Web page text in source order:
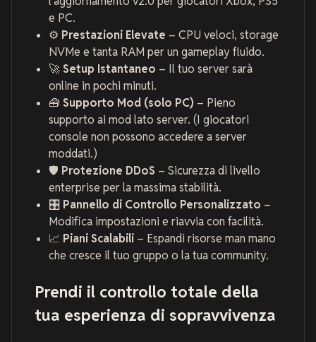
e PC.
⚙️ Prestazioni Elevate – CPU veloci, storage
NVMe e tanta RAM per un gameplay fluido.
🚀Setup Istantaneo – Il tuo server sarà
online in pochi minuti.
🧰 Supporto Mod (solo PC) – Pieno
supporto ai mod lato server. (I giocatori
console non possono accedere a server
moddati.)
🛡️ Protezione DDoS – Sicurezza di livello
enterprise per la massima stabilità.
🎛️ Pannello di Controllo Personalizzato –
Modifica impostazioni e riavvia con facilità.
📈 Piani Scalabili – Espandi risorse man mano
che cresce il tuo gruppo o la tua community.
Prendi il controllo totale della
tua esperienza di sopravvivenza